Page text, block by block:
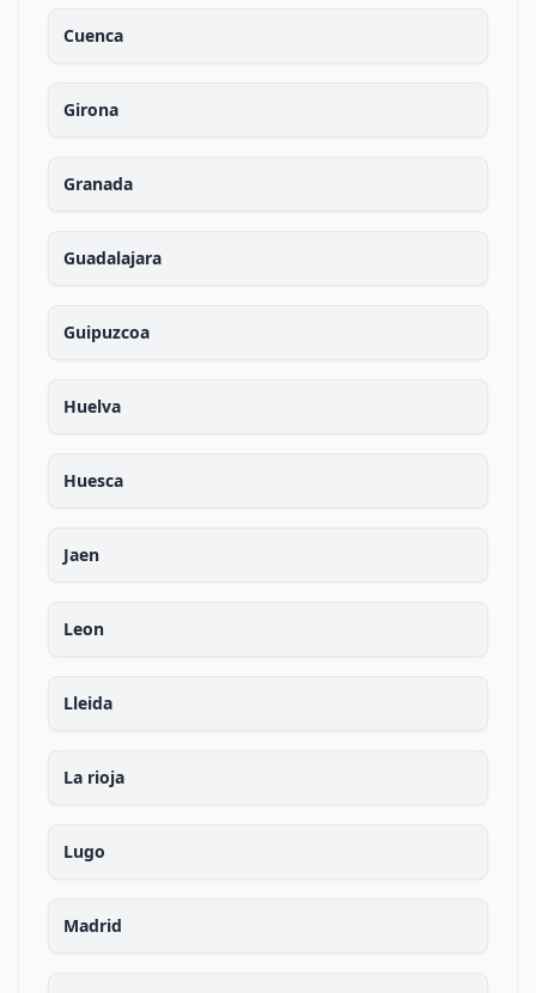
Cuenca
Girona
Granada
Guadalajara
Guipuzcoa
Huelva
Huesca
Jaen
Leon
Lleida
La rioja
Lugo
Madrid